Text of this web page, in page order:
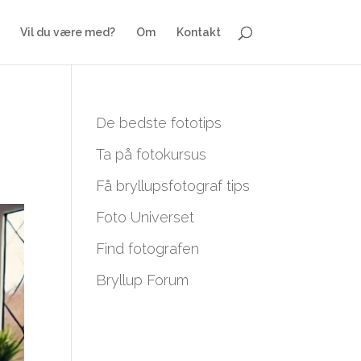
Vil du være med? Om Kontakt
De bedste fototips
Ta på fotokursus
Få bryllupsfotograf tips
Foto Universet
Find fotografen
Bryllup Forum